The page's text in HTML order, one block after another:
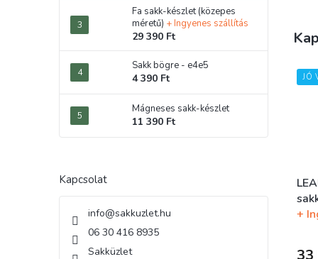
Fa sakk-készlet (közepes
méretű) + Ingyenes szállítás
29 390 Ft
Sakk bögre - e4e5
4 390 Ft
Mágneses sakk-készlet
11 390 Ft
Kapcsolat
info@sakkuzlet.hu
06 30 416 8935
Sakküzlet
JÓ
+
33